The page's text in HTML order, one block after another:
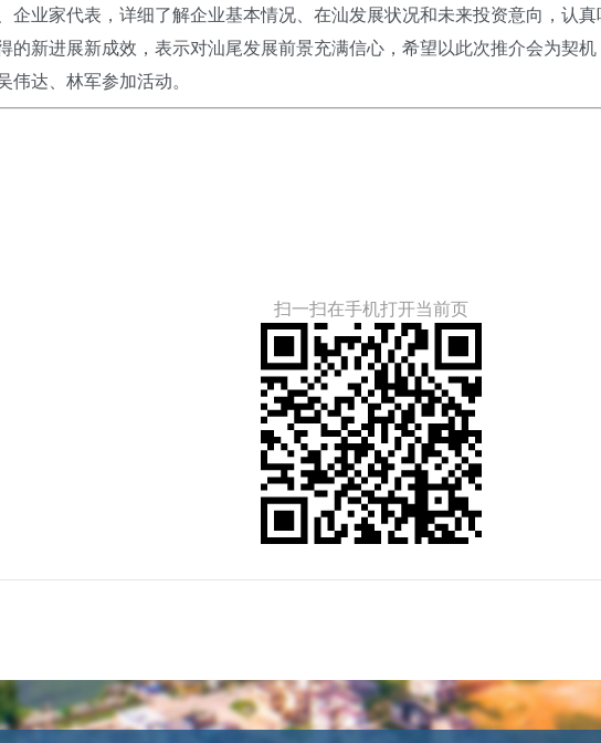
企业家代表，详细了解企业基本情况、在汕发展状况和未来投资意向，认
的新进展新成效，表示对汕尾发展前景充满信心，希望以此次推介会为契机
伟达、林军参加活动。
扫一扫在手机打开当前页